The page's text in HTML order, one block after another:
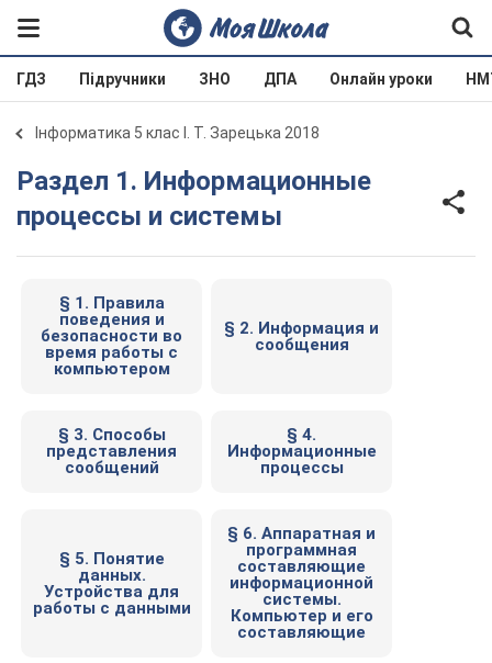
ГДЗ Підручники ЗНО ДПА Онлайн уроки
Інформатика 5 клас І. Т. Зарецька 2018
Раздел 1. Информационные
процессы и системы
§ 1. Правила
поведения и
безопасности во
время работы с
компьютером
§ 2. Информация и
сообщения
§ 3. Способы
представления
сообщений
§ 4.
Информационные
процессы
§ 5. Понятие
данных.
Устройства для
работы с данными
§ 6. Аппаратная и
программная
составляющие
информационной
системы.
Компьютер и его
составляющие